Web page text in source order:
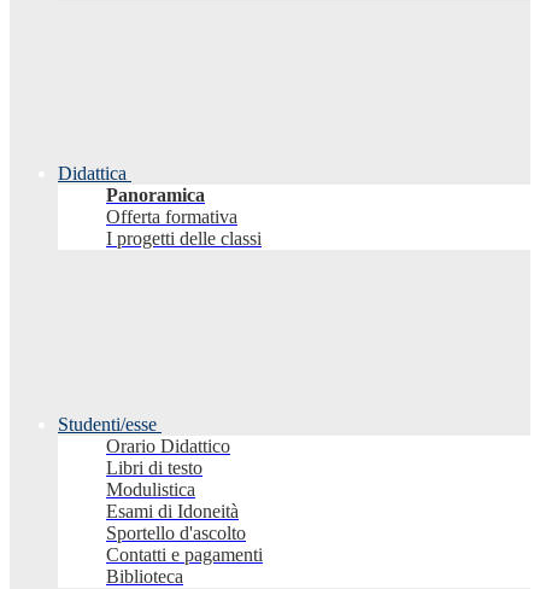
Didattica
Panoramica
Offerta formativa
I progetti delle classi
Studenti/esse
Orario Didattico
Libri di testo
Modulistica
Esami di Idoneità
Sportello d'ascolto
Contatti e pagamenti
Biblioteca